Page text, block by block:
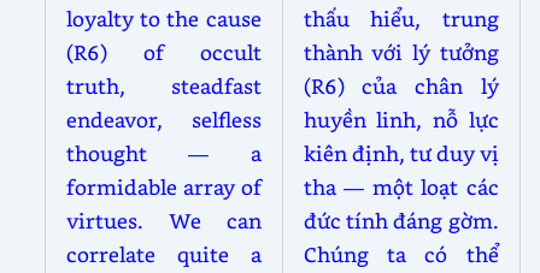
loyalty to the cause
(R6) of occult
truth, steadfast
endeavor, selfless
thought — a
formidable array of
virtues. We can
correlate quite a
thấu hiểu, trung
thành với lý tưởng
(R6) của chân lý
huyền linh, nỗ lực
kiên định, tư duy vị
tha — một loạt các
đức tính đáng gờm.
Chúng ta có thể